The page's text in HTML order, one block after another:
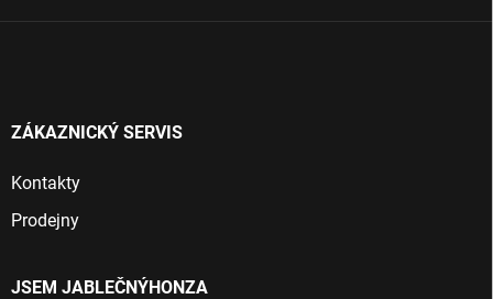
ZÁKAZNICKÝ SERVIS
Kontakty
Prodejny
JSEM JABLEČNÝHONZA